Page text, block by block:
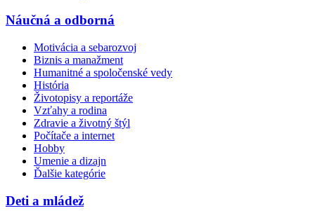
Náučná a odborná
Motivácia a sebarozvoj
Biznis a manažment
Humanitné a spoločenské vedy
História
Životopisy a reportáže
Vzťahy a rodina
Zdravie a životný štýl
Počítače a internet
Hobby
Umenie a dizajn
Ďalšie kategórie
Deti a mládež